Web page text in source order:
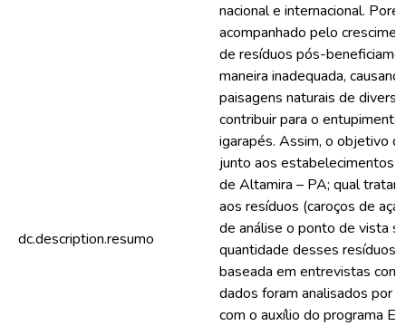
dc.description.resumo
nacional e internacional.
acompanhado pelo
de resíduos pós-
maneira inadequada,
paisagens naturais de
contribuir para o
igarapés. Assim, o objetivo
junto aos estabelecimentos
de Altamira – PA; qual
aos resíduos (caroços de
de análise o ponto de vista
quantidade desses
baseada em entrevistas
dados foram analisados por
com o auxílio do programa